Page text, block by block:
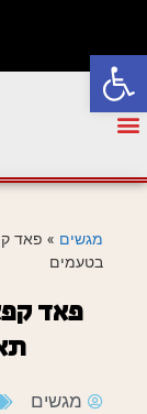
פתח סרגל נגישות
מגשים » פאד
בטעמים
פאד
מגשים